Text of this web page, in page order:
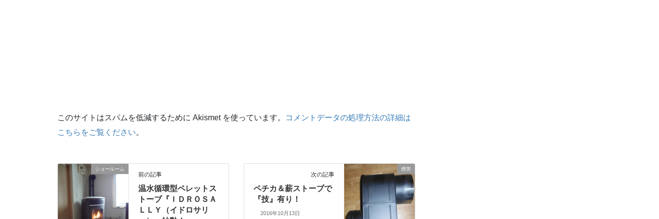
このサイトはスパムを低減するために Akismet を使っています。
コメントデータの処理方法の詳細は
こちらをご覧ください。
ショールーム
前の記事
温水循環型ペレットス
トーブ『ＩＤＲＯＳＡ
ＬＬＹ（イドロサリ
煙突
次の記事
ペチカ＆薪ストーブで
『技』有り！
2016年10月13日